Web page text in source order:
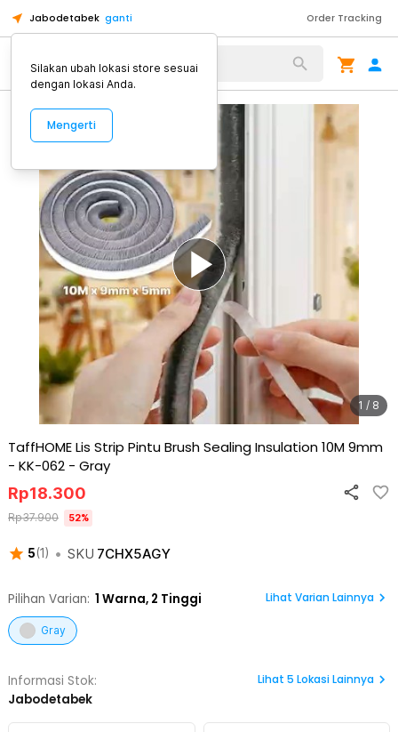
Jabodetabek ganti Order Tracking
Alat Kopi
1 / 8
TaffHOME Lis Strip Pintu Brush Sealing Insulation 10M 9mm
- KK-062 - Gray
5(1 ) • SKU 7CHX5AGY
Rp18.300
Rp37.900 52%
Pilihan Varian: 1 Warna, 2 Tinggi Lihat Varian Lainnya
Gray
Informasi Stok:
Jabodetabek
Lihat 5 Lokasi Lainnya
Silakan ubah lokasi store sesuai
dengan lokasi Anda.
Mengerti